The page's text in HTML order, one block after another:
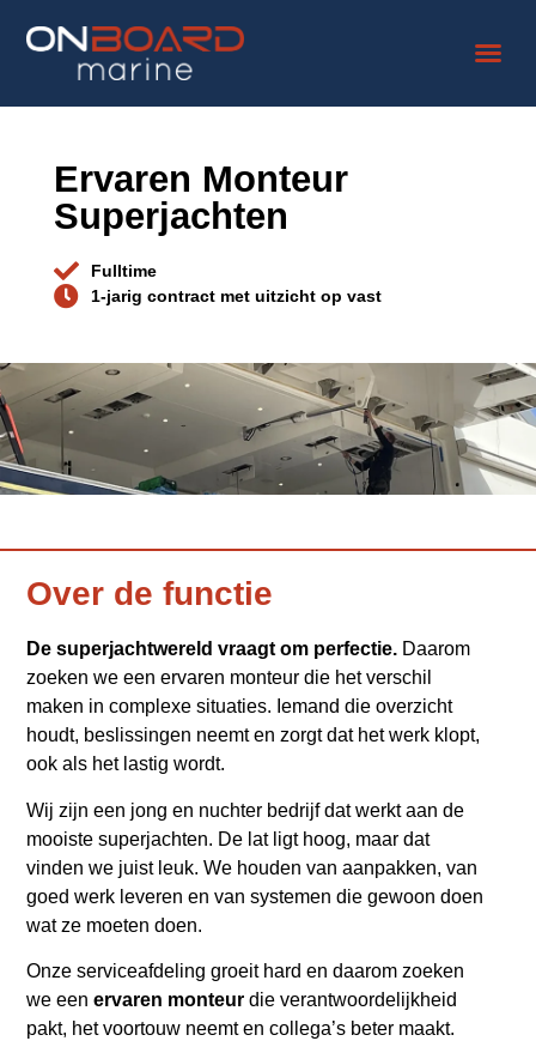
Ervaren Monteur
Superjachten
Fulltime
1-jarig contract met uitzicht op vast
Over de functie
De superjachtwereld vraagt om perfectie. Daarom
zoeken we een ervaren monteur die het verschil
maken in complexe situaties. Iemand die overzicht
houdt, beslissingen neemt en zorgt dat het werk klopt,
ook als het lastig wordt.
Wij zijn een jong en nuchter bedrijf dat werkt aan de
mooiste superjachten. De lat ligt hoog, maar dat
vinden we juist leuk. We houden van aanpakken, van
goed werk leveren en van systemen die gewoon doen
wat ze moeten doen.
Onze serviceafdeling groeit hard en daarom zoeken
we eenervaren monteur die verantwoordelijkheid
pakt, het voortouw neemt en collega’s beter maakt.